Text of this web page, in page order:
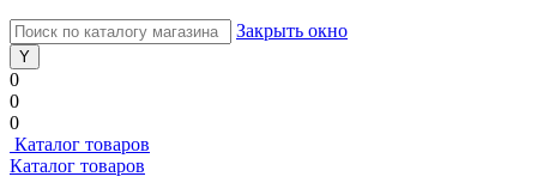
Закрыть окно
0
0
0
Каталог товаров
Каталог товаров